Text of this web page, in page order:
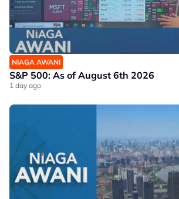
NIAGA AWANI
S&P 500: As of August 6th 2026
1 day ago